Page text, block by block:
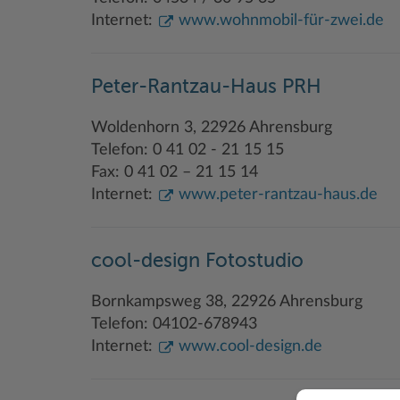
Internet:
www.wohnmobil-für-zwei.de
Peter-Rantzau-Haus PRH
Woldenhorn 3, 22926 Ahrensburg
Telefon: 0 41 02 - 21 15 15
Fax: 0 41 02 – 21 15 14
Internet:
www.peter-rantzau-haus.de
cool-design Fotostudio
Bornkampsweg 38, 22926 Ahrensburg
Telefon: 04102-678943
Internet:
www.cool-design.de